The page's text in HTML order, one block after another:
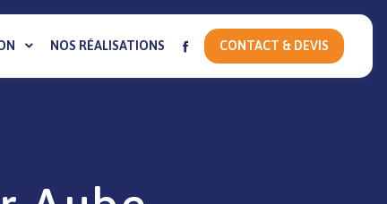
NOS RÉALISATIONS CONTACT & DEVIS